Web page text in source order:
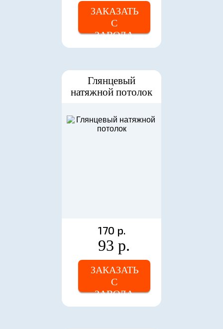
ЗАКАЗАТЬ
С
ЗАВОДА
Глянцевый
натяжной потолок
170 р.
93 р.
ЗАКАЗАТЬ
С
ЗАВОДА